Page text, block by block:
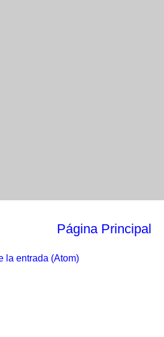
Página Principal
la entrada (Atom)